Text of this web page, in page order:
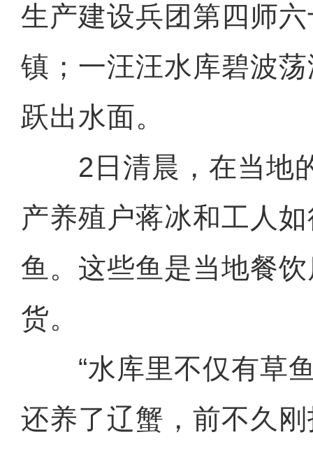
生产建设兵团第四师
镇；一汪汪水库碧波
跃出水面。
2日清晨，在当地
产养殖户蒋冰和工人
鱼。这些鱼是当地餐
货。
“水库里不仅有草鱼
还养了辽蟹，前不久